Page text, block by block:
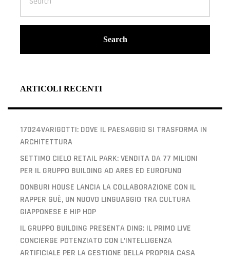
Search
ARTICOLI RECENTI
17024VARIGOTTI: DOVE IL PAESAGGIO SI TRASFORMA IN
ARCHITETTURA
SETTIMO CIELO RETAIL PARK: VENDITA DA 77 MILIONI
PER IL GRUPPO BUILDING AD ARES ED EUROFUND
DONBURI HOUSE LANCIA LA COLLABORAZIONE CON IL
RAPPER GUÈ, UN NUOVO LINGUAGGIO TRA CULTURA
GIAPPONESE E HIP HOP
IL GRUPPO BUILDING PRESENTA DING: IL PRIMO LIVE
CONCIERGE POTENZIATO CON L’INTELLIGENZA
ARTIFICIALE PER LA GESTIONE DELLA PROPRIA CASA